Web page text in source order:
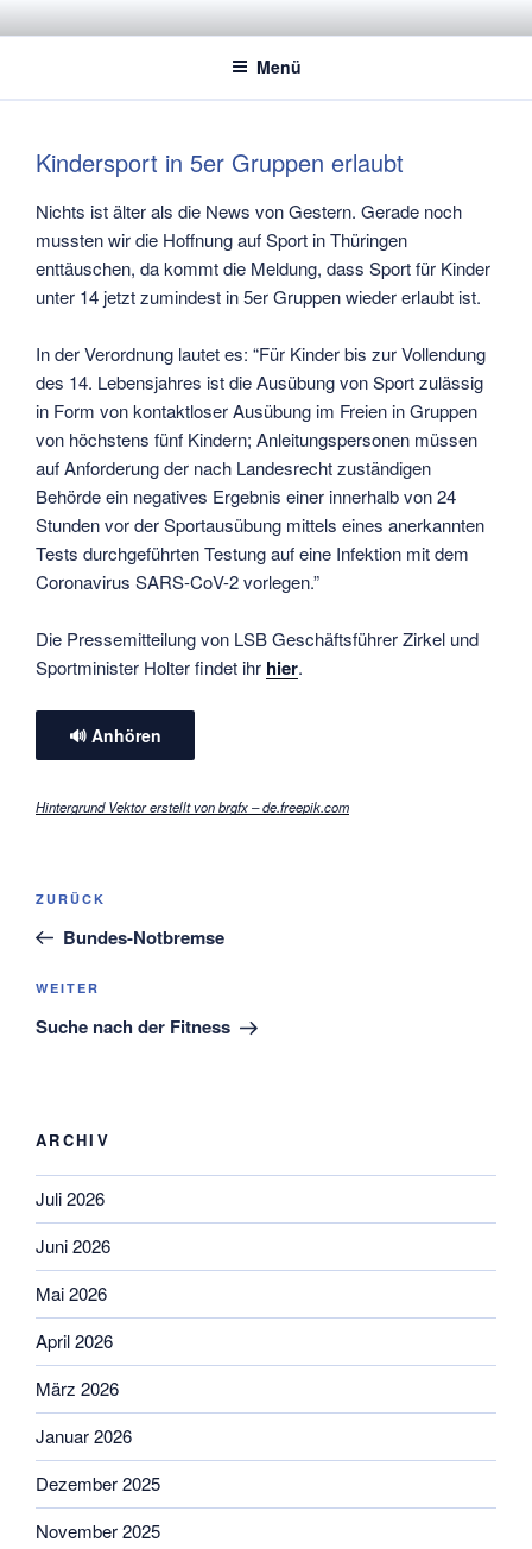
InhaltSTADTSPORTBUND JENA E.V.
Dachverband der Jenaer Sportvereine
Menü
Kindersport in 5er Gruppen erlaubt
Nichts ist älter als die News von Gestern. Gerade noch
mussten wir die Hoffnung auf Sport in Thüringen
enttäuschen, da kommt die Meldung, dass Sport für Kinder
unter 14 jetzt zumindest in 5er Gruppen wieder erlaubt ist.
In der Verordnung lautet es: “Für Kinder bis zur Vollendung
des 14. Lebensjahres ist die Ausübung von Sport zulässig
in Form von kontaktloser Ausübung im Freien in Gruppen
von höchstens fünf Kindern; Anleitungspersonen müssen
auf Anforderung der nach Landesrecht zuständigen
Behörde ein negatives Ergebnis einer innerhalb von 24
Stunden vor der Sportausübung mittels eines anerkannten
Tests durchgeführten Testung auf eine Infektion mit dem
Coronavirus SARS-CoV-2 vorlegen.”
Die Pressemitteilung von LSB Geschäftsführer Zirkel und
Sportminister Holter findet ihr hier.
🔊 Anhören
Hintergrund Vektor erstellt von brgfx – de.freepik.com
Beitragsnavigation
Vorheriger
Beitrag
ZURÜCK
Bundes-Notbremse
Nächster
Beitrag
WEITER
Suche nach der Fitness
ARCHIV
Juli 2026
Juni 2026
Mai 2026
April 2026
März 2026
Januar 2026
Dezember 2025
November 2025